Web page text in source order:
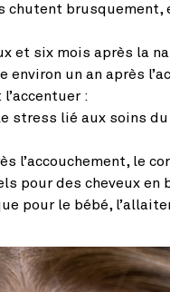
chutent
et six mois après la
environ un an après
:
stress lié aux soins
l’accouchement, le
pour des cheveux en
pour le bébé,